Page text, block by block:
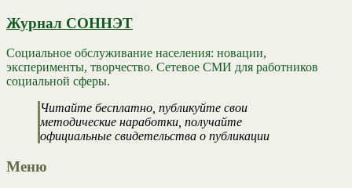
Журнал СОННЭТ
Социальное обслуживание населения: новации,
эксперименты, творчество. Сетевое СМИ для работников
социальной сферы.
Читайте бесплатно, публикуйте свои
методические наработки, получайте
официальные свидетельства о публикации
Меню